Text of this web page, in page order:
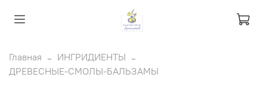
Главная
ИНГРИДИЕНТЫ
ДРЕВЕСНЫЕ-СМОЛЫ-БАЛЬЗАМЫ